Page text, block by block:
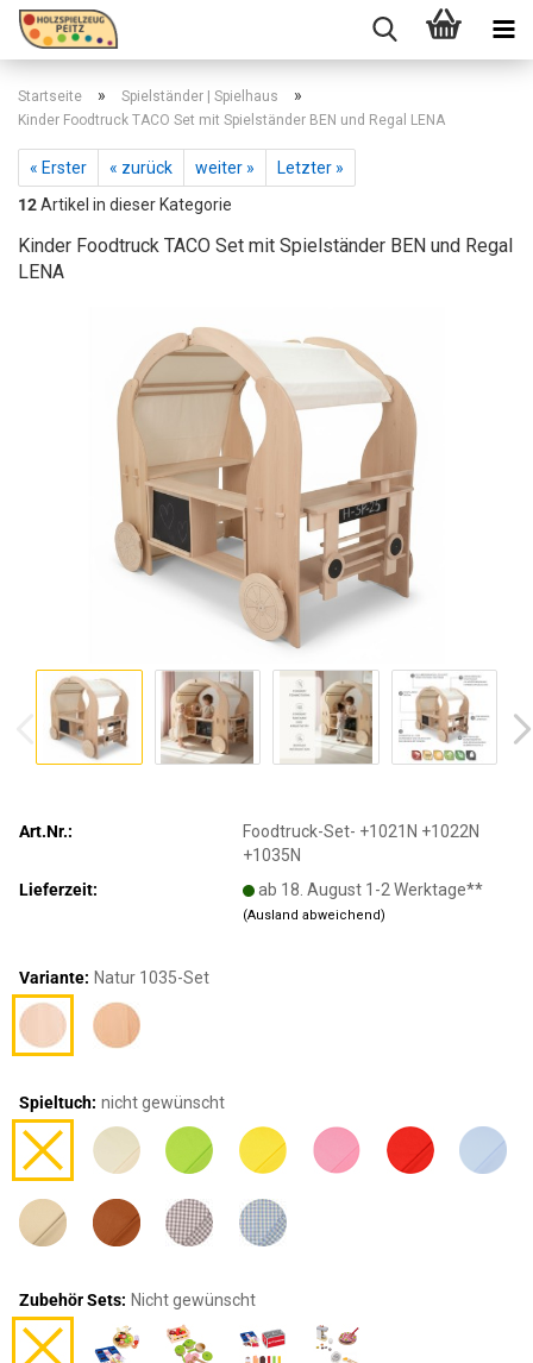
Startseite » Spielständer | Spielhaus »
Kinder Foodtruck TACO Set mit Spielständer BEN und Regal LENA
« Erster « zurück weiter »
Letzter »
12Artikel in dieser Kategorie
Kinder Foodtruck TACO Set mit Spielständer BEN und Regal
LENA
Art.Nr.:
Foodtruck-Set- +1021N +1022N
+1035N
Lieferzeit:
ab 18. August 1-2 Werktage**
(Ausland abweichend)
Variante: Natur 1035-Set
Spieltuch: nicht gewünscht
Zubehör Sets: Nicht gewünscht